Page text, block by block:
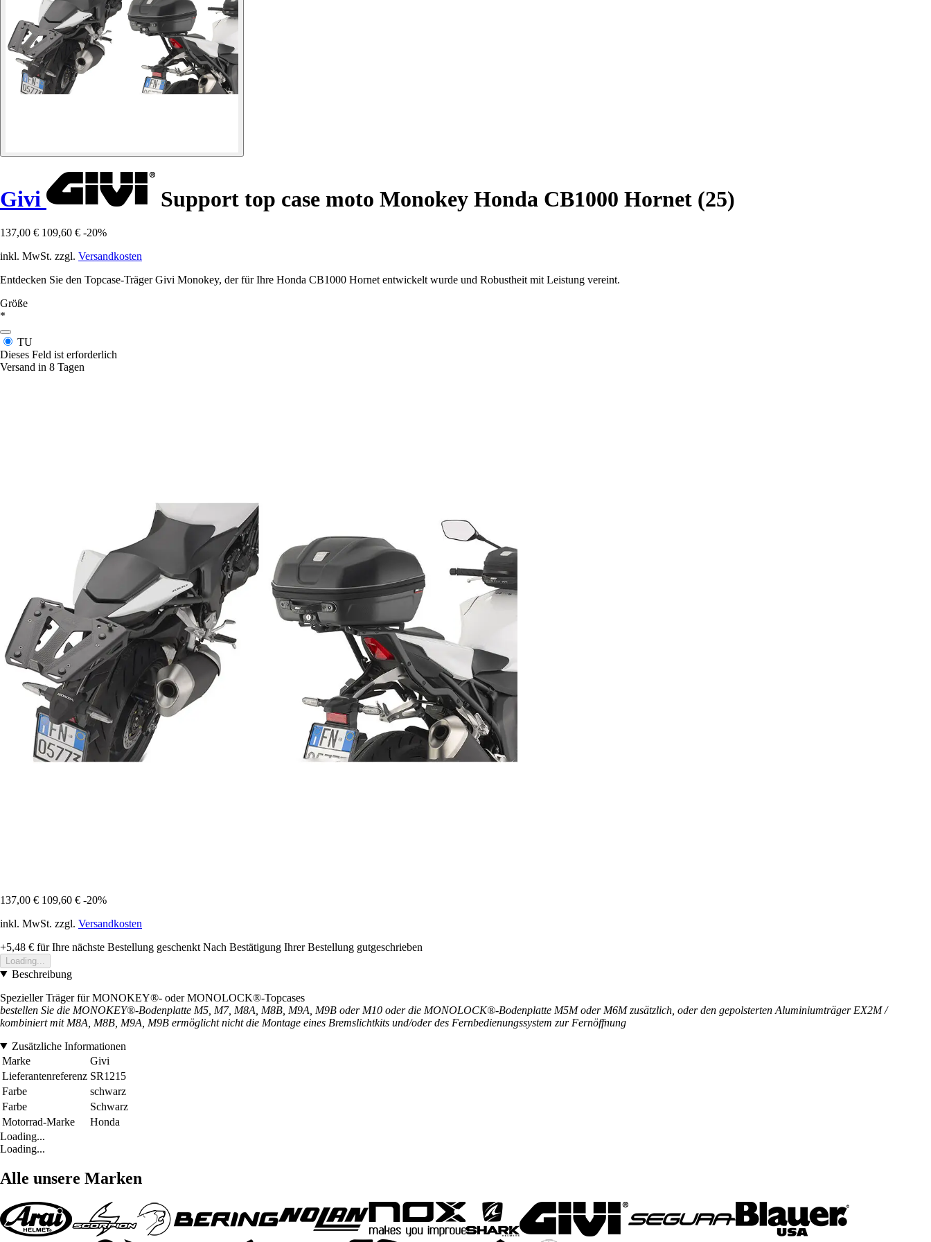
Givi Support top case moto Monokey Honda CB1000 Hornet (25)
137,00 € 109,60 € -20%
inkl. MwSt. zzgl. Versandkosten
Entdecken Sie den Topcase-Träger Givi Monokey, der für Ihre Honda CB1000 Hornet entwickelt wurde und Robustheit mit Leistung vereint.
Größe
*
TU
Dieses Feld ist erforderlich
Versand in 8 Tagen
137,00 € 109,60 € -20%
inkl. MwSt. zzgl. Versandkosten
+5,48 € für Ihre nächste Bestellung geschenkt Nach Bestätigung Ihrer Bestellung gutgeschrieben
Loading...
Beschreibung
Spezieller Träger für MONOKEY®- oder MONOLOCK®-Topcases
bestellen Sie die MONOKEY®-Bodenplatte M5, M7, M8A, M8B, M9A, M9B oder M10 oder die MONOLOCK®-Bodenplatte M5M oder M6M zusätzlich, oder den gepolsterten Aluminiumträger EX2M /
kombiniert mit M8A, M8B, M9A, M9B ermöglicht nicht die Montage eines Bremslichtkits und/oder des Fernbedienungssystem zur Fernöffnung
Zusätzliche Informationen
Marke
Givi
Lieferantenreferenz SR1215
Farbe
schwarz
Farbe
Schwarz
Motorrad-Marke
Honda
Loading...
Loading...
Alle unsere Marken